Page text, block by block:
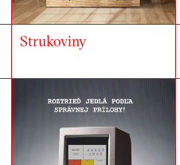
Strukoviny